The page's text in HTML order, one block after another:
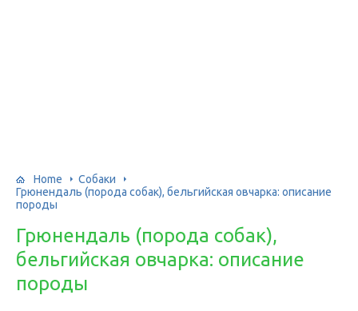
Home
Собаки
Грюнендаль (порода собак), бельгийская овчарка: описание
породы
Грюнендаль (порода собак),
бельгийская овчарка: описание
породы